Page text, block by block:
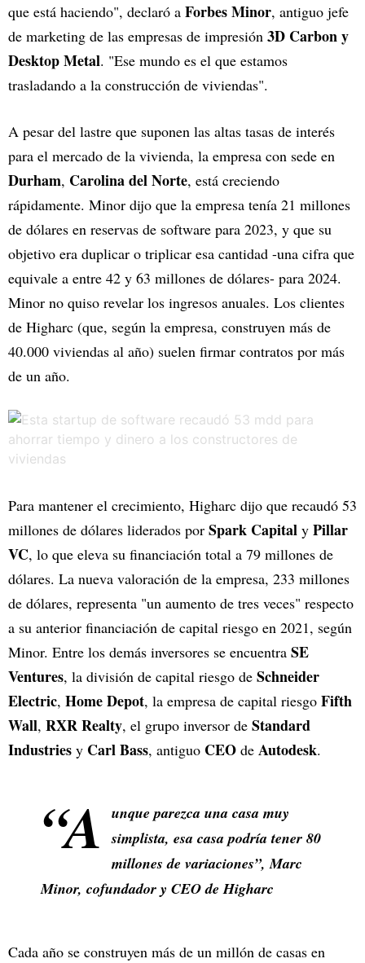
que está haciendo", declaró a Forbes Minor, antiguo jefe
de marketing de las empresas de impresión 3D Carbon y
Desktop Metal. "Ese mundo es el que estamos
trasladando a la construcción de viviendas".
A pesar del lastre que suponen las altas tasas de interés
para el mercado de la vivienda, la empresa con sede en
Durham, Carolina del Norte, está creciendo
rápidamente. Minor dijo que la empresa tenía 21 millones
de dólares en reservas de software para 2023, y que su
objetivo era duplicar o triplicar esa cantidad -una cifra que
equivale a entre 42 y 63 millones de dólares- para 2024.
Minor no quiso revelar los ingresos anuales. Los clientes
de Higharc (que, según la empresa, construyen más de
40.000 viviendas al año) suelen firmar contratos por más
de un año.
Para mantener el crecimiento, Higharc dijo que recaudó 53
millones de dólares liderados por Spark Capital y Pillar
VC, lo que eleva su financiación total a 79 millones de
dólares. La nueva valoración de la empresa, 233 millones
de dólares, representa "un aumento de tres veces" respecto
a su anterior financiación de capital riesgo en 2021, según
Minor. Entre los demás inversores se encuentra SE
Ventures, la división de capital riesgo de Schneider
Electric, Home Depot, la empresa de capital riesgo Fifth
Wall, RXR Realty, el grupo inversor de Standard
Industries y Carl Bass, antiguo CEO de Autodesk.
“A unque parezca una casa muy
simplista, esa casa podría tener 80
millones de variaciones”,Marc
Minor, cofundador y CEO de Higharc
Cada año se construyen más de un millón de casas en